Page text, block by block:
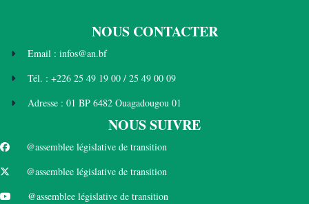
NOUS CONTACTER
Email : infos@an.bf
Tél. : +226 25 49 19 00 / 25 49 00 09
Adresse : 01 BP 6482 Ouagadougou 01
NOUS SUIVRE
@assemblee législative de transition
@assemblee législative de transition
@assemblee législative de transition